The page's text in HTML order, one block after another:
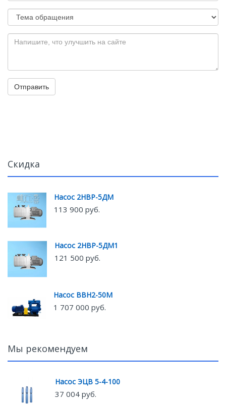
Отправить
Скидка
Насос 2НВР-5ДМ
113 900 руб.
Насос 2НВР-5ДМ1
121 500 руб.
Насос ВВН2-50М
1 707 000 руб.
Мы рекомендуем
Насос ЭЦВ 5-4-100
37 004 руб.